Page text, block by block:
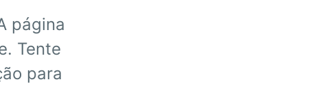
página
Tente
para